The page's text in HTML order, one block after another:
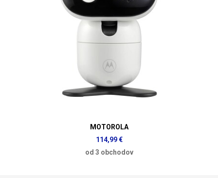
MOTOROLA
114,99 €
od 3 obchodov